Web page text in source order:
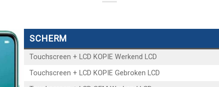
SCHERM
Touchscreen + LCD KOPIE Werkend LCD
Touchscreen + LCD KOPIE Gebroken LCD